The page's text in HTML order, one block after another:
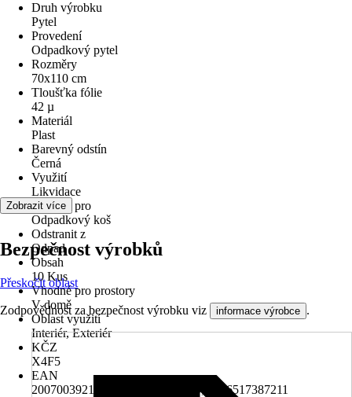
Druh výrobku
Pytel
Provedení
Odpadkový pytel
Rozměry
70x110 cm
Tloušťka fólie
42 µ
Materiál
Plast
Barevný odstín
Černá
Využití
Likvidace
Vhodné pro
Odpadkový koš
Odstranit z
Odpad
Obsah
10 Kus
Vhodné pro prostory
V domě
Oblast využití
Interiér, Exteriér
KČZ
X4F5
EAN
2007003921286, 4049404301319, 4306517387211
Zobrazit více
Bezpečnost výrobků
Přeskočit oblast
Zodpovědnost za bezpečnost výrobku viz informace výrobce .